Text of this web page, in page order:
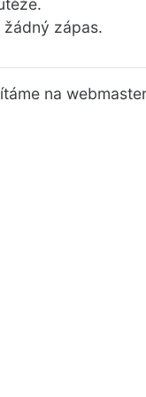
zápas.
na webmaster